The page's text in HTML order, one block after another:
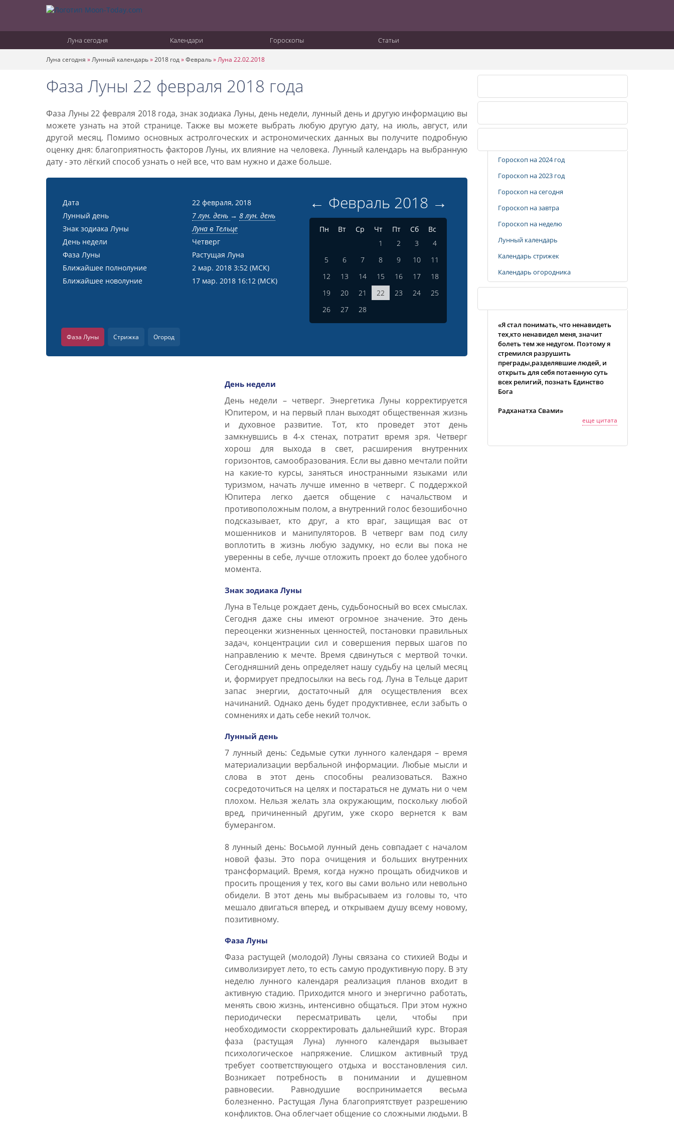
Луна сегодня Календари Гороскопы Статьи
Луна сегодня »Лунный календарь»2018 год»Февраль»Луна 22.02.2018
Фаза Луны 22 февраля 2018 года
Фаза Луны 22 февраля 2018 года, знак зодиака Луны, день недели, лунный день и другую информацию вы
можете узнать на этой странице. Также вы можете выбрать любую другую дату, на июль, август, или
другой месяц. Помимо основных астролгоческих и астрономических данных вы получите подробную
оценку дня: благоприятность факторов Луны, их влияние на человека. Лунный календарь на выбранную
дату - это лёгкий способ узнать о ней все, что вам нужно и даже больше.
Дата
22 февраля, 2018
Лунный день
7 лун. день → 8 лун. день
Знак зодиака Луны
Луна в Тельце
День недели
Четверг
Фаза Луны
Растущая Луна
Ближайшее полнолуние
2 мар. 2018 3:52 (МСК)
Ближайшее новолуние
17 мар. 2018 16:12 (МСК)
← Февраль 2018 →
Пн Вт Ср Чт Пт Сб
Вс
1
2 3
4
5
6 7 8 9 10
11
12
13 14 15 16 17
18
19
20 21 22 23 24
25
26
27 28
Фаза Луны Стрижка Огород
День недели
День недели – четверг. Энергетика Луны корректируется
Юпитером, и на первый план выходят общественная жизнь
и духовное развитие. Тот, кто проведет этот день
замкнувшись в 4-х стенах, потратит время зря. Четверг
хорош для выхода в свет, расширения внутренних
горизонтов, самообразования. Если вы давно мечтали пойти
на какие-то курсы, заняться иностранными языками или
туризмом, начать лучше именно в четверг. С поддержкой
Юпитера легко дается общение с начальством и
противоположным полом, а внутренний голос безошибочно
подсказывает, кто друг, а кто враг, защищая вас от
мошенников и манипуляторов. В четверг вам под силу
воплотить в жизнь любую задумку, но если вы пока не
уверенны в себе, лучше отложить проект до более удобного
момента.
Знак зодиака Луны
Луна в Тельце рождает день, судьбоносный во всех смыслах.
Сегодня даже сны имеют огромное значение. Это день
переоценки жизненных ценностей, постановки правильных
задач, концентрации сил и совершения первых шагов по
направлению к мечте. Время сдвинуться с мертвой точки.
Сегодняшний день определяет нашу судьбу на целый месяц
и, формирует предпосылки на весь год. Луна в Тельце дарит
запас энергии, достаточный для осуществления всех
начинаний. Однако день будет продуктивнее, если забыть о
сомнениях и дать себе некий толчок.
Лунный день
7 лунный день: Седьмые сутки лунного календаря – время
материализации вербальной информации. Любые мысли и
слова в этот день способны реализоваться. Важно
сосредоточиться на целях и постараться не думать ни о чем
плохом. Нельзя желать зла окружающим, поскольку любой
вред, причиненный другим, уже скоро вернется к вам
бумерангом.
8 лунный день: Восьмой лунный день совпадает с началом
новой фазы. Это пора очищения и больших внутренних
трансформаций. Время, когда нужно прощать обидчиков и
просить прощения у тех, кого вы сами вольно или невольно
обидели. В этот день мы выбрасываем из головы то, что
мешало двигаться вперед, и открываем душу всему новому,
позитивному.
Фаза Луны
Фаза растущей (молодой) Луны связана со стихией Воды и
символизирует лето, то есть самую продуктивную пору. В эту
неделю лунного календаря реализация планов входит в
активную стадию. Приходится много и энергично работать,
менять свою жизнь, интенсивно общаться. При этом нужно
периодически пересматривать цели, чтобы при
необходимости скорректировать дальнейший курс. Вторая
фаза (растущая Луна) лунного календаря вызывает
психологическое напряжение. Слишком активный труд
требует соответствующего отдыха и восстановления сил.
Возникает потребность в понимании и душевном
равновесии. Равнодушие воспринимается весьма
болезненно. Растущая Луна благоприятствует разрешению
конфликтов. Она облегчает общение со сложными людьми. В
Гороскоп на 2024 год
Гороскоп на 2023 год
Гороскоп на сегодня
Гороскоп на завтра
Гороскоп на неделю
Лунный календарь
Календарь стрижек
Календарь огородника
«Я стал понимать, что ненавидеть
тех,кто ненавидел меня, значит
болеть тем же недугом. Поэтому я
стремился разрушить
преграды,разделявшие людей, и
открыть для себя потаенную суть
всех религий, познать Единство
Бога
Радханатха Свами»
еще цитата